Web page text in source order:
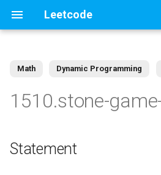
Leetcode
始
搜
327
92
Math Dynamic Programming
1510.stone-
Statement